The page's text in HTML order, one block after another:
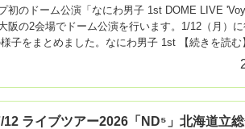
初のドーム公演「なにわ男子 1st DOME LIVE
阪の2会場でドーム公演を行います。1/12（月）
子をまとめました。なにわ男子 1st 【続きを読む
ライブツアー2026「ND⁵」北海道立